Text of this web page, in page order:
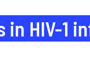
in HIV-1